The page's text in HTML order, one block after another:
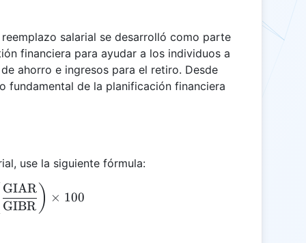
salarial se desarrolló como parte
financiera para ayudar a los individuos a
ahorro e ingresos para el retiro. Desde
fundamental de la planificación financiera
use la siguiente fórmula:
\text{WPR} = \left(
GIBR
GIAR ) × 100